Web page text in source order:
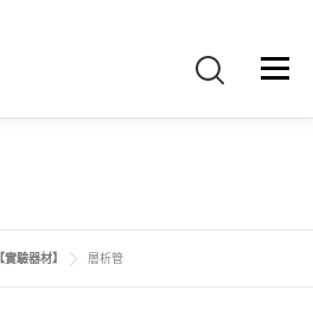
選單
詢價車、購物車/會員
【實驗器材】 層析管